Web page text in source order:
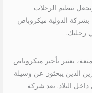
تنظيم الرحلات
بشركة الدولية ميكروباص
رحلتك.
يعتبر تأجير ميكروباص
الذين يبحثون عن وسيلة
داخل البلاد. تعد شركة